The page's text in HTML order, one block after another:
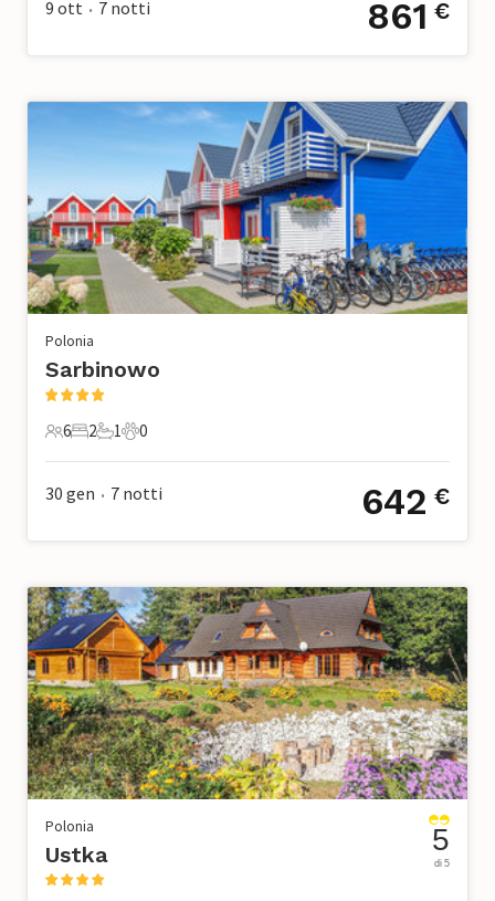
9 ott • 7 notti 861 €
Polonia
Sarbinowo
6 Ospiti
6
2 Camere da letto
2
1 Bagno
1
0 Animali domestici
0
30 gen • 7 notti 642 €
Polonia
Ustka 5
di 5